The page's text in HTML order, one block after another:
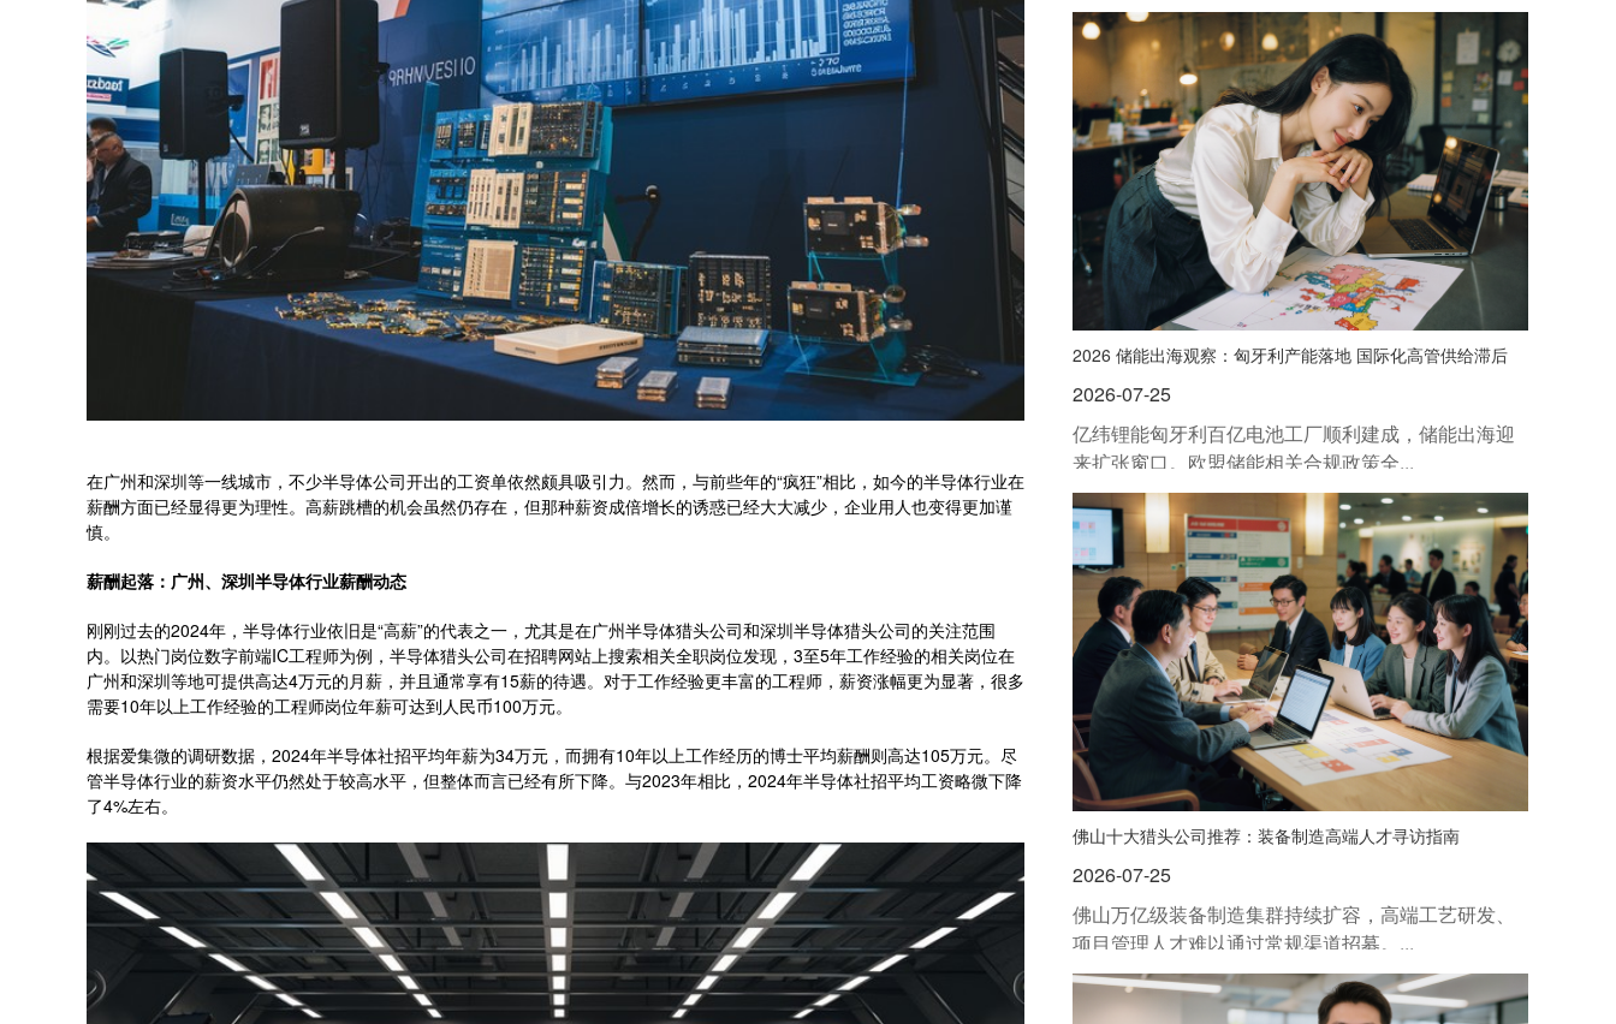
在广州和深圳等一线城市，不少半导体公司开出的工资单依然颇具吸引力。然而，与前些年的“疯狂”相比，如今的半导体行业在
薪酬方面已经显得更为理性。高薪跳槽的机会虽然仍存在，但那种薪资成倍增长的诱惑已经大大减少，企业用人也变得更加谨
慎。
薪酬起落：广州、深圳半导体行业薪酬动态
刚刚过去的2024年，半导体行业依旧是“高薪”的代表之一，尤其是在广州半导体猎头公司和深圳半导体猎头公司的关注范围
内。以热门岗位数字前端IC工程师为例，半导体猎头公司在招聘网站上搜索相关全职岗位发现，3至5年工作经验的相关岗位在
广州和深圳等地可提供高达4万元的月薪，并且通常享有15薪的待遇。对于工作经验更丰富的工程师，薪资涨幅更为显著，很多
需要10年以上工作经验的工程师岗位年薪可达到人民币100万元。
根据爱集微的调研数据，2024年半导体社招平均年薪为34万元，而拥有10年以上工作经历的博士平均薪酬则高达105万元。尽
管半导体行业的薪资水平仍然处于较高水平，但整体而言已经有所下降。与2023年相比，2024年半导体社招平均工资略微下降
了4%左右。
2026 储能出海观察：匈牙利产能落地 国际化高管供给滞后
2026-07-25
亿纬锂能匈牙利百亿电池工厂顺利建成，储能出海迎
来扩张窗口。欧盟储能相关合规政策全...
佛山十大猎头公司推荐：装备制造高端人才寻访指南
2026-07-25
佛山万亿级装备制造集群持续扩容，高端工艺研发、
项目管理人才难以通过常规渠道招募。...